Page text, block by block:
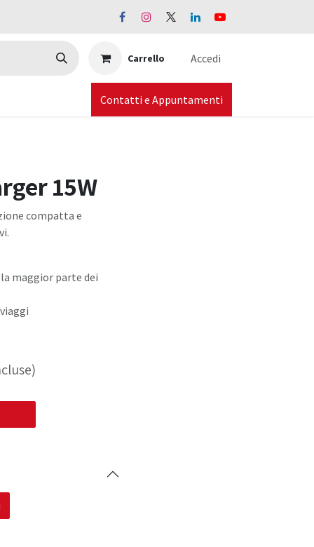
Carrello Accedi
Contatti e Appuntamenti
15W
compatta e
maggior parte dei